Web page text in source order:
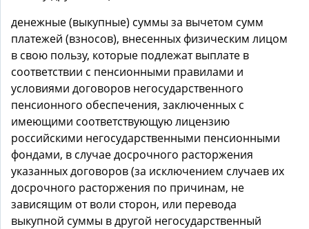
денежные (выкупные) суммы за вычетом сумм
платежей (взносов), внесенных физическим лицом
в свою пользу, которые подлежат выплате в
соответствии с пенсионными правилами и
условиями договоров негосударственного
пенсионного обеспечения, заключенных с
имеющими соответствующую лицензию
российскими негосударственными пенсионными
фондами, в случае досрочного расторжения
указанных договоров (за исключением случаев их
досрочного расторжения по причинам, не
зависящим от воли сторон, или перевода
выкупной суммы в другой негосударственный